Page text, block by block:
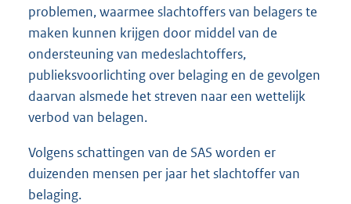
problemen, waarmee slachtoffers van belagers te
maken kunnen krijgen door middel van de
ondersteuning van medeslachtoffers,
publieksvoorlichting over belaging en de gevolgen
daarvan alsmede het streven naar een wettelijk
verbod van belagen.
Volgens schattingen van de SAS worden er
duizenden mensen per jaar het slachtoffer van
belaging.